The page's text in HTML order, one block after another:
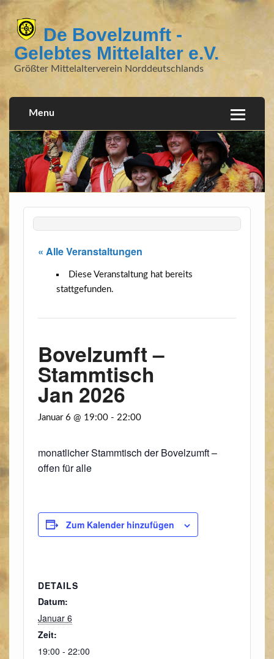
De Bovelzumft -
Gelebtes Mittelalter e.V.
Größter Mittelalterverein Norddeutschlands
Menu
« Alle Veranstaltungen
Diese Veranstaltung hat bereits
stattgefunden.
Bovelzumft –
Stammtisch
Jan 2026
Januar 6 @ 19:00- 22:00
monat­li­cher Stamm­tisch der Bovelzumft –
offen für alle
Zum Kalender hinzufügen
DETAILS
Datum:
Januar 6
Zeit:
19:00 - 22:00